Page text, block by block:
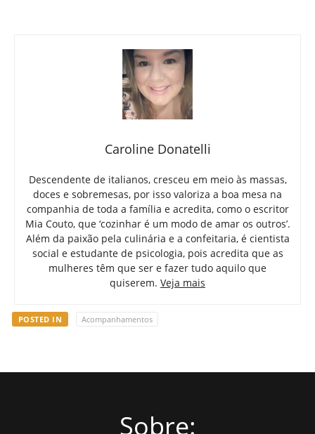
Caroline Donatelli
Descendente de italianos, cresceu em meio às massas,
doces e sobremesas, por isso valoriza a boa mesa na
companhia de toda a família e acredita, como o escritor
Mia Couto, que ‘cozinhar é um modo de amar os outros’.
Além da paixão pela culinária e a confeitaria, é cientista
social e estudante de psicologia, pois acredita que as
mulheres têm que ser e fazer tudo aquilo que
quiserem. Veja mais
POSTED IN Acompanhamentos
Sobre: